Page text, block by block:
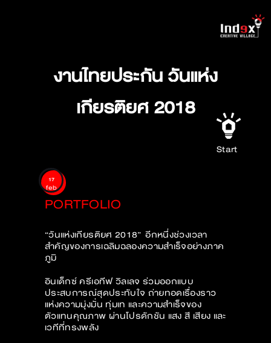
งานไทยประกัน วันแห่ง
เกียรติยศ 2018
Start
17
feb
PORTFOLIO
“วันแห่งเกียรติยศ 2018” อีกหนึ่งช่วงเวลา
สำคัญของการเฉลิมฉลองความสำเร็จอย่างภาค
ภูมิ
อินเด็กซ์ ครีเอทีฟ วิลเลจ ร่วมออกแบบ
ประสบการณ์สุดประทับใจ ถ่ายทอดเรื่องราว
แห่งความมุ่งมั่น ทุ่มเท และความสำเร็จของ
ตัวแทนคุณภาพ ผ่านโปรดักชัน แสง สี เสียง และ
เวทีที่ทรงพลัง